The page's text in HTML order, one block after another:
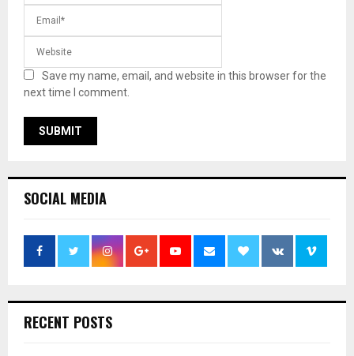
Save my name, email, and website in this browser for the
next time I comment.
SOCIAL MEDIA
RECENT POSTS